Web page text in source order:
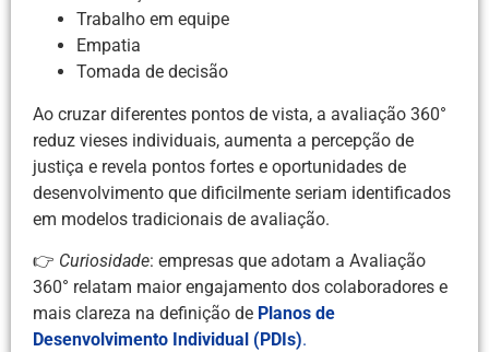
Trabalho em equipe
Empatia
Tomada de decisão
Ao cruzar diferentes pontos de vista, a avaliação 360°
reduz vieses individuais, aumenta a percepção de
justiça e revela pontos fortes e oportunidades de
desenvolvimento que dificilmente seriam identificados
em modelos tradicionais de avaliação.
👉 Curiosidade: empresas que adotam a Avaliação
360° relatam maior engajamento dos colaboradores e
mais clareza na definição de Planos de
Desenvolvimento Individual (PDIs).